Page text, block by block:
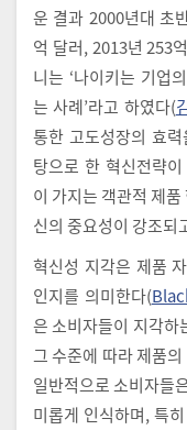
운 결과 2000년대 초
억 달러, 2013년 253
니는 ‘나이키는 기업
는 사례’라고 하였다(
통한 고도성장의 효
탕으로 한 혁신전략
이 가지는 객관적 제
신의 중요성이 강조되
혁신성 지각은 제품
인지를 의미한다(
은 소비자들이 지각하
그 수준에 따라 제품
일반적으로 소비자들
미롭게 인식하며, 특